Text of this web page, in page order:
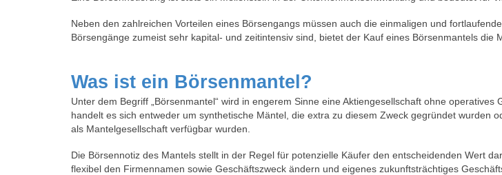
Neben den zahlreichen Vorteilen eines Börsengangs müssen auch die einmaligen und
Börsengänge zumeist sehr kapital- und zeitintensiv sind, bietet der Kauf eines Börsenmantels die
Was ist ein Börsenmantel?
Unter dem Begriff „Börsenmantel“ wird in engerem Sinne eine Aktiengesellschaft ohne operatives
handelt es sich entweder um synthetische Mäntel, die extra zu diesem Zweck gegründet wurden
als Mantelgesellschaft verfügbar wurden.
Die Börsennotiz des Mantels stellt in der Regel für potenzielle Käufer den entscheidenden Wert
flexibel den Firmennamen sowie Geschäftszweck ändern und eigenes zukunftsträchtiges